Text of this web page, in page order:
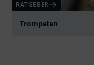
RATGEBER
Trompeten